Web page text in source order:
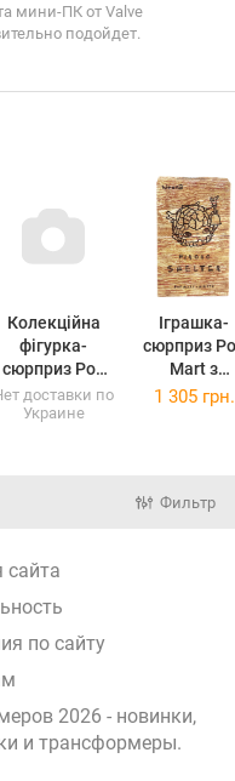
мини-ПК от Valve
подойдет.
Колекційна
фігурка-
сюрприз Pop
Mart
Skullpanda
Іграшка-
сюрприз
Mart з
доставки по
Украине
1 305 грн.
Фильтр
сайта
по сайту
2026 - новинки,
и трансформеры.